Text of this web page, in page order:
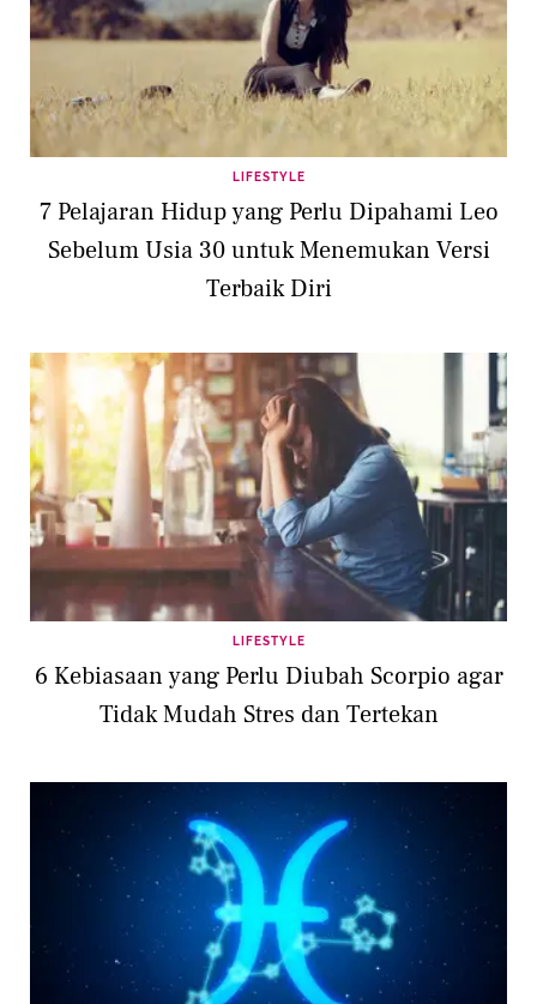
LIFESTYLE
7 Pelajaran Hidup yang Perlu Dipahami Leo
Sebelum Usia 30 untuk Menemukan Versi
Terbaik Diri
LIFESTYLE
6 Kebiasaan yang Perlu Diubah Scorpio agar
Tidak Mudah Stres dan Tertekan